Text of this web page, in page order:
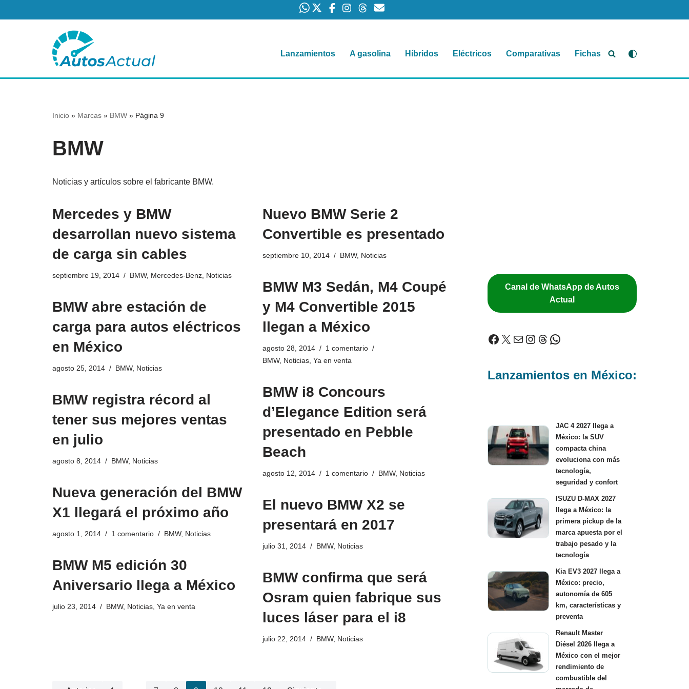
contenido
Lanzamientos A gasolina Híbridos Eléctricos Comparativas Fichas
Inicio » Marcas » BMW » Página 9
BMW
Noticias y artículos sobre el fabricante BMW.
Mercedes y BMW
desarrollan nuevo sistema
de carga sin cables
septiembre 19, 2014 BMW, Mercedes-Benz, Noticias
Nuevo BMW Serie 2
Convertible es presentado
septiembre 10, 2014 BMW, Noticias
BMW M3 Sedán, M4 Coupé
y M4 Convertible 2015
llegan a México
agosto 28, 2014
1 comentario
BMW, Noticias, Ya en venta
BMW abre estación de
carga para autos eléctricos
en México
agosto 25, 2014 BMW, Noticias
BMW i8 Concours
d’Elegance Edition será
presentado en Pebble
Beach
agosto 12, 2014 1 comentario BMW, Noticias
BMW registra récord al
tener sus mejores ventas
en julio
agosto 8, 2014 BMW, Noticias
Nueva generación del BMW
X1 llegará el próximo año
agosto 1, 2014 1 comentario BMW, Noticias
El nuevo BMW X2 se
presentará en 2017
julio 31, 2014 BMW, Noticias
BMW M5 edición 30
Aniversario llega a México
julio 23, 2014 BMW, Noticias, Ya en venta
BMW confirma que será
Osram quien fabrique sus
luces láser para el i8
julio 22, 2014 BMW, Noticias
Canal de WhatsApp de Autos
Actual
Lanzamientos en México:
JAC 4 2027 llega a
México: la SUV
compacta china
evoluciona con más
tecnología,
seguridad y confort
ISUZU D-MAX 2027
llega a México: la
primera pickup de la
marca apuesta por el
trabajo pesado y la
tecnología
Kia EV3 2027 llega a
México: precio,
autonomía de 605
km, características y
preventa
Renault Master
Diésel 2026 llega a
México con el mejor
rendimiento de
combustible del